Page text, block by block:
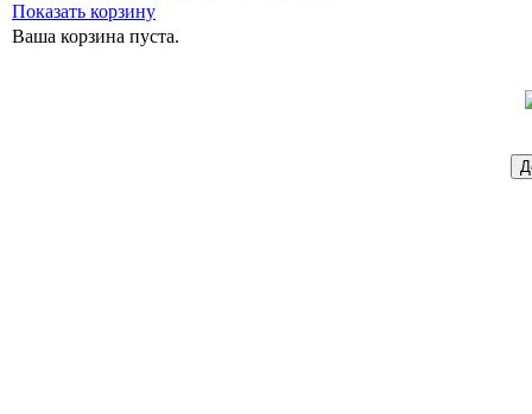
Показать корзину
Ваша корзина пуста.